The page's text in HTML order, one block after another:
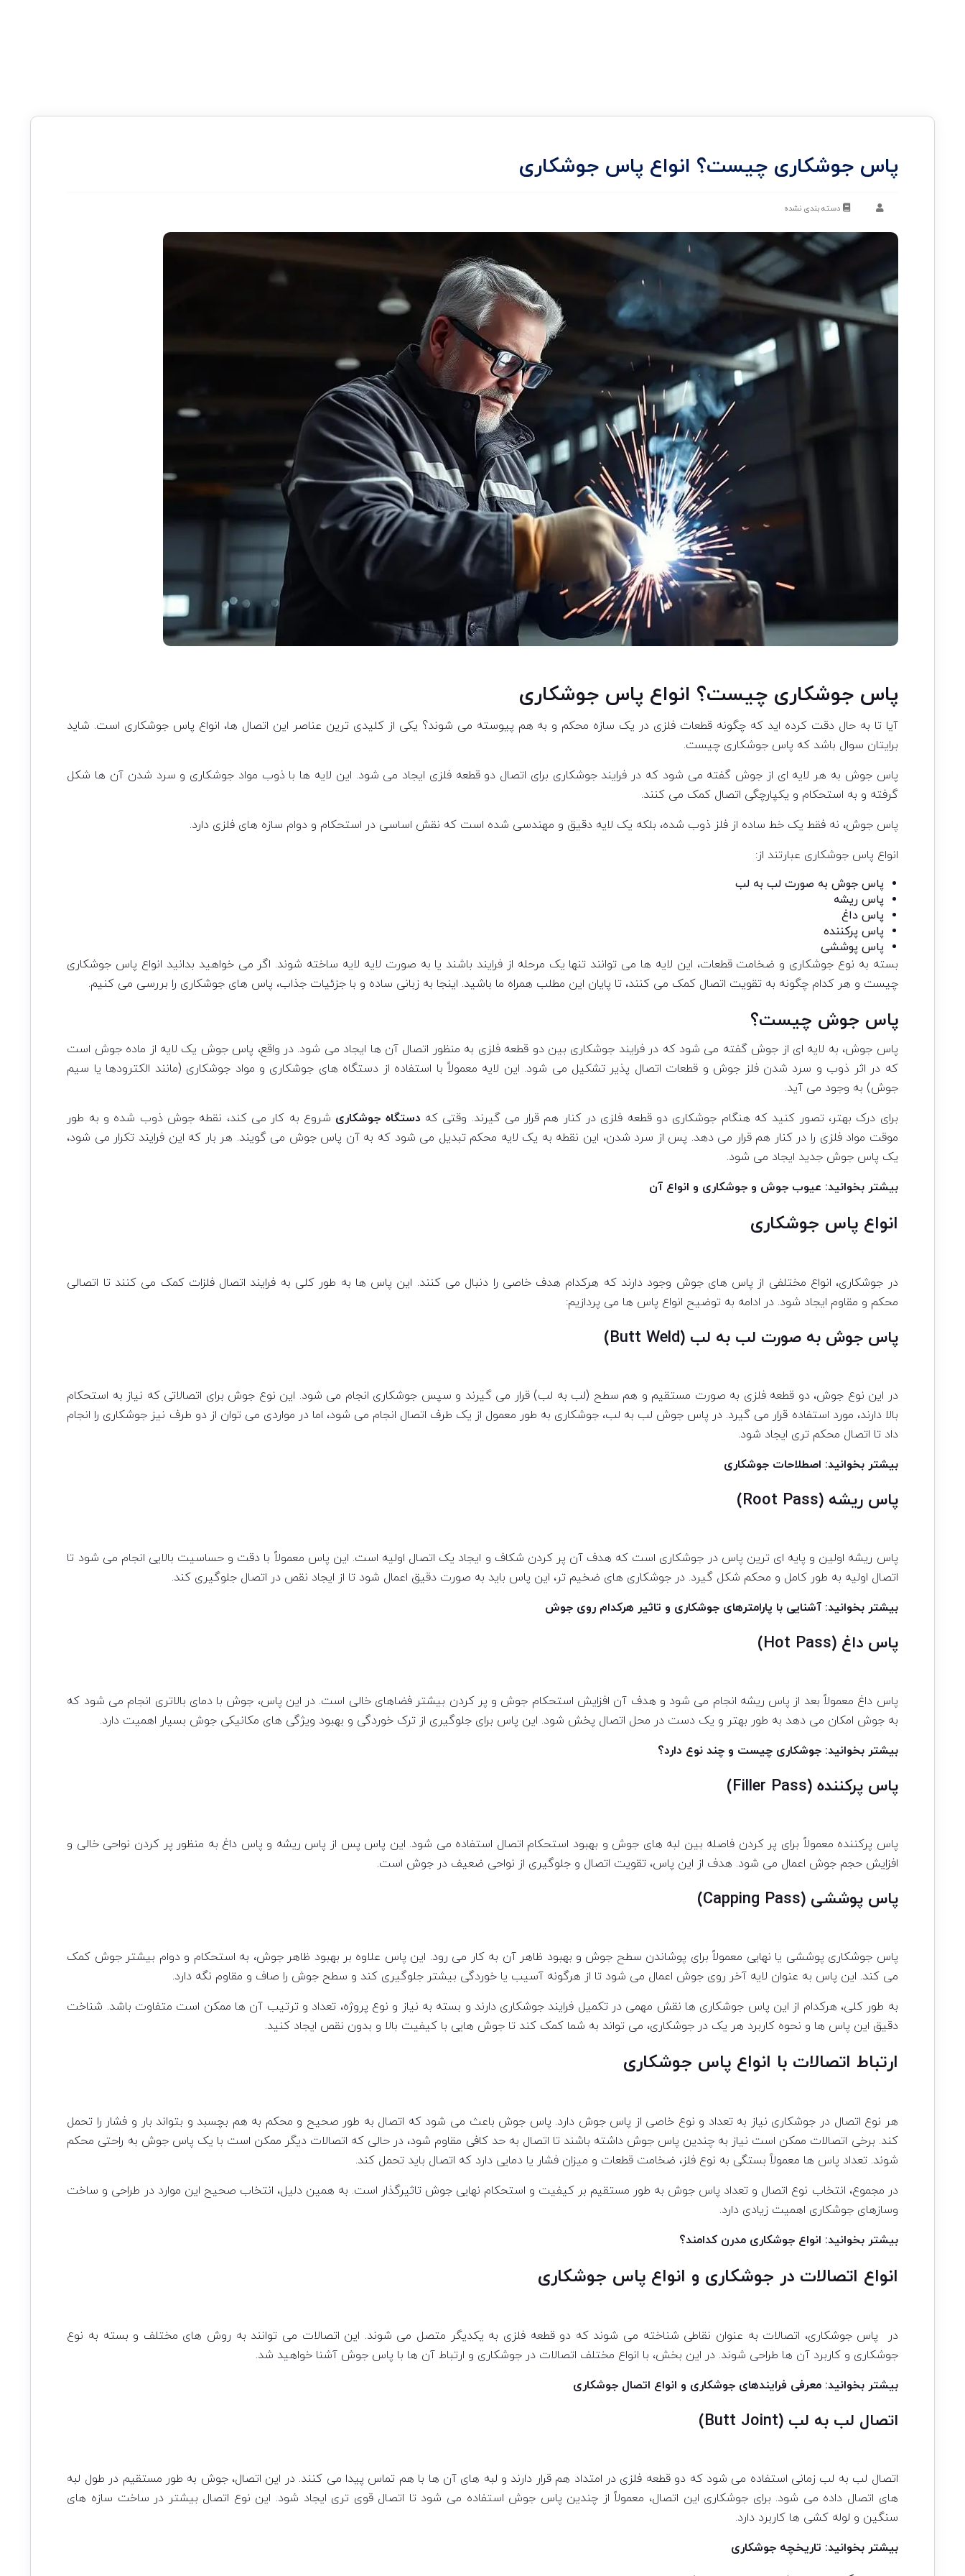
پاس جوشکاری چیست؟ انواع پاس جوشکاری
دسته بندی نشده
پاس جوشکاری چیست؟ انواع پاس جوشکاری
آیا تا به حال دقت کرده اید که چگونه قطعات فلزی در یک سازه محکم و به هم پیوسته می شوند؟ یکی از کلیدی ترین عناصر این اتصال ها، انواع پاس جوشکاری است. شاید
برایتان سوال باشد که پاس جوشکاری چیست.
پاس جوش به هر لایه ای از جوش گفته می شود که در فرایند جوشکاری برای اتصال دو قطعه فلزی ایجاد می شود. این لایه ها با ذوب مواد جوشکاری و سرد شدن آن ها شکل
گرفته و به استحکام و یکپارچگی اتصال کمک می کنند.
پاس جوش، نه فقط یک خط ساده از فلز ذوب شده، بلکه یک لایه دقیق و مهندسی شده است که نقش اساسی در استحکام و دوام سازه های فلزی دارد.
انواع پاس جوشکاری عبارتند از:
پاس جوش به صورت لب به لب
پاس ریشه
پاس داغ
پاس پرکننده
پاس پوششی
بسته به نوع جوشکاری و ضخامت قطعات، این لایه ها می توانند تنها یک مرحله از فرایند باشند یا به صورت لایه لایه ساخته شوند. اگر می خواهید بدانید انواع پاس جوشکاری
چیست و هر کدام چگونه به تقویت اتصال کمک می کنند، تا پایان این مطلب همراه ما باشید. اینجا به زبانی ساده و با جزئیات جذاب، پاس های جوشکاری را بررسی می کنیم.
پاس جوش چیست؟
پاس جوش، به لایه ای از جوش گفته می شود که در فرایند جوشکاری بین دو قطعه فلزی به منظور اتصال آن ها ایجاد می شود. در واقع، پاس جوش یک لایه از ماده جوش است
که در اثر ذوب و سرد شدن فلز جوش و قطعات اتصال پذیر تشکیل می شود. این لایه معمولاً با استفاده از دستگاه های جوشکاری و مواد جوشکاری (مانند الکترودها یا سیم
جوش) به وجود می آید.
برای درک بهتر، تصور کنید که هنگام جوشکاری دو قطعه فلزی در کنار هم قرار می گیرند. وقتی که دستگاه جوشکاری شروع به کار می کند، نقطه جوش ذوب شده و به طور
موقت مواد فلزی را در کنار هم قرار می دهد. پس از سرد شدن، این نقطه به یک لایه محکم تبدیل می شود که به آن پاس جوش می گویند. هر بار که این فرایند تکرار می شود،
یک پاس جوش جدید ایجاد می شود.
بیشتر بخوانید: عیوب جوش و جوشکاری و انواع آن
انواع پاس جوشکاری
در جوشکاری، انواع مختلفی از پاس های جوش وجود دارند که هرکدام هدف خاصی را دنبال می کنند. این پاس ها به طور کلی به فرایند اتصال فلزات کمک می کنند تا اتصالی
محکم و مقاوم ایجاد شود. در ادامه به توضیح انواع پاس ها می پردازیم:
پاس جوش به صورت لب به لب (Butt Weld)
در این نوع جوش، دو قطعه فلزی به صورت مستقیم و هم سطح (لب به لب) قرار می گیرند و سپس جوشکاری انجام می شود. این نوع جوش برای اتصالاتی که نیاز به استحکام
بالا دارند، مورد استفاده قرار می گیرد. در پاس جوش لب به لب، جوشکاری به طور معمول از یک طرف اتصال انجام می شود، اما در مواردی می توان از دو طرف نیز جوشکاری را انجام
داد تا اتصال محکم تری ایجاد شود.
بیشتر بخوانید: اصطلاحات جوشکاری
پاس ریشه (Root Pass)
پاس ریشه اولین و پایه ای ترین پاس در جوشکاری است که هدف آن پر کردن شکاف و ایجاد یک اتصال اولیه است. این پاس معمولاً با دقت و حساسیت بالایی انجام می شود تا
اتصال اولیه به طور کامل و محکم شکل گیرد. در جوشکاری های ضخیم تر، این پاس باید به صورت دقیق اعمال شود تا از ایجاد نقص در اتصال جلوگیری کند.
بیشتر بخوانید: آشنایی با پارامترهای جوشکاری و تاثیر هرکدام روی جوش
پاس داغ (Hot Pass)
پاس داغ معمولاً بعد از پاس ریشه انجام می شود و هدف آن افزایش استحکام جوش و پر کردن بیشتر فضاهای خالی است. در این پاس، جوش با دمای بالاتری انجام می شود که
به جوش امکان می دهد به طور بهتر و یک دست در محل اتصال پخش شود. این پاس برای جلوگیری از ترک خوردگی و بهبود ویژگی های مکانیکی جوش بسیار اهمیت دارد.
بیشتر بخوانید: جوشکاری چیست و چند نوع دارد؟
پاس پرکننده (Filler Pass)
پاس پرکننده معمولاً برای پر کردن فاصله بین لبه های جوش و بهبود استحکام اتصال استفاده می شود. این پاس پس از پاس ریشه و پاس داغ به منظور پر کردن نواحی خالی و
افزایش حجم جوش اعمال می شود. هدف از این پاس، تقویت اتصال و جلوگیری از نواحی ضعیف در جوش است.
پاس پوششی (Capping Pass)
پاس جوشکاری پوششی یا نهایی معمولاً برای پوشاندن سطح جوش و بهبود ظاهر آن به کار می رود. این پاس علاوه بر بهبود ظاهر جوش، به استحکام و دوام بیشتر جوش کمک
می کند. این پاس به عنوان لایه آخر روی جوش اعمال می شود تا از هرگونه آسیب یا خوردگی بیشتر جلوگیری کند و سطح جوش را صاف و مقاوم نگه دارد.
به طور کلی، هرکدام از این پاس جوشکاری ها نقش مهمی در تکمیل فرایند جوشکاری دارند و بسته به نیاز و نوع پروژه، تعداد و ترتیب آن ها ممکن است متفاوت باشد. شناخت
دقیق این پاس ها و نحوه کاربرد هر یک در جوشکاری، می تواند به شما کمک کند تا جوش هایی با کیفیت بالا و بدون نقص ایجاد کنید.
ارتباط اتصالات با انواع پاس جوشکاری
هر نوع اتصال در جوشکاری نیاز به تعداد و نوع خاصی از پاس جوش دارد. پاس جوش باعث می شود که اتصال به طور صحیح و محکم به هم بچسبد و بتواند بار و فشار را تحمل
کند. برخی اتصالات ممکن است نیاز به چندین پاس جوش داشته باشند تا اتصال به حد کافی مقاوم شود، در حالی که اتصالات دیگر ممکن است با یک پاس جوش به راحتی محکم
شوند. تعداد پاس ها معمولاً بستگی به نوع فلز، ضخامت قطعات و میزان فشار یا دمایی دارد که اتصال باید تحمل کند.
در مجموع، انتخاب نوع اتصال و تعداد پاس جوش به طور مستقیم بر کیفیت و استحکام نهایی جوش تاثیرگذار است. به همین دلیل، انتخاب صحیح این موارد در طراحی و ساخت
وسازهای جوشکاری اهمیت زیادی دارد.
بیشتر بخوانید: انواع جوشکاری مدرن کدامند؟
انواع اتصالات در جوشکاری و انواع پاس جوشکاری
در پاس جوشکاری، اتصالات به عنوان نقاطی شناخته می شوند که دو قطعه فلزی به یکدیگر متصل می شوند. این اتصالات می توانند به روش های مختلف و بسته به نوع
جوشکاری و کاربرد آن ها طراحی شوند. در این بخش، با انواع مختلف اتصالات در جوشکاری و ارتباط آن ها با پاس جوش آشنا خواهید شد.
بیشتر بخوانید: معرفی فرایندهای جوشکاری و انواع اتصال جوشکاری
اتصال لب به لب (Butt Joint)
اتصال لب به لب زمانی استفاده می شود که دو قطعه فلزی در امتداد هم قرار دارند و لبه های آن ها با هم تماس پیدا می کنند. در این اتصال، جوش به طور مستقیم در طول لبه
های اتصال داده می شود. برای جوشکاری این اتصال، معمولاً از چندین پاس جوش استفاده می شود تا اتصال قوی تری ایجاد شود. این نوع اتصال بیشتر در ساخت سازه های
سنگین و لوله کشی ها کاربرد دارد.
بیشتر بخوانید: تاریخچه جوشکاری